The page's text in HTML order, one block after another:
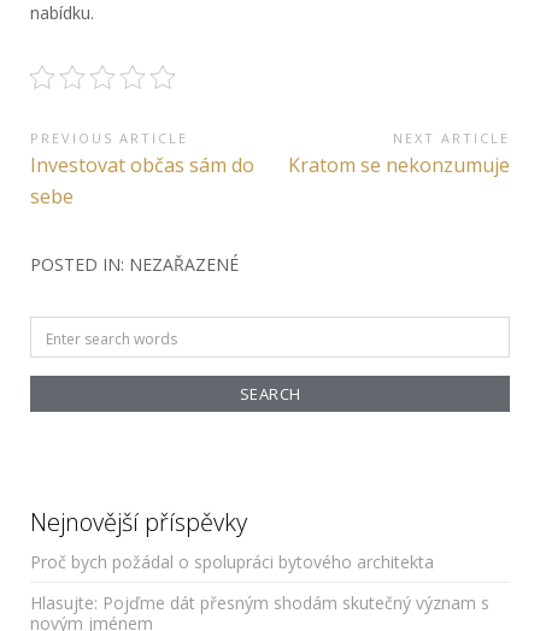
nabídku.
Navigace
pro
PREVIOUS ARTICLE
Previous
Article:
Investovat občas sám do
sebe
NEXT ARTICLE
Next
Kratom se nekonzumuje
POSTED IN: NEZAŘAZENÉ
Search
for:
Nejnovější příspěvky
Proč bych požádal o spolupráci bytového architekta
Hlasujte: Pojďme dát přesným shodám skutečný význam s
novým jménem